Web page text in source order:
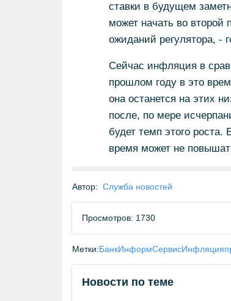
ставки в будущем
может начать во
ожиданий регулятора, -
Сейчас инфляция в
прошлом году в это
она останется на этих
после, по мере
будет темп этого
время может не
Автор: Служба новостей
Просмотров: 1730
Метки:БанкИнформСервисИнфляция
Новости по теме